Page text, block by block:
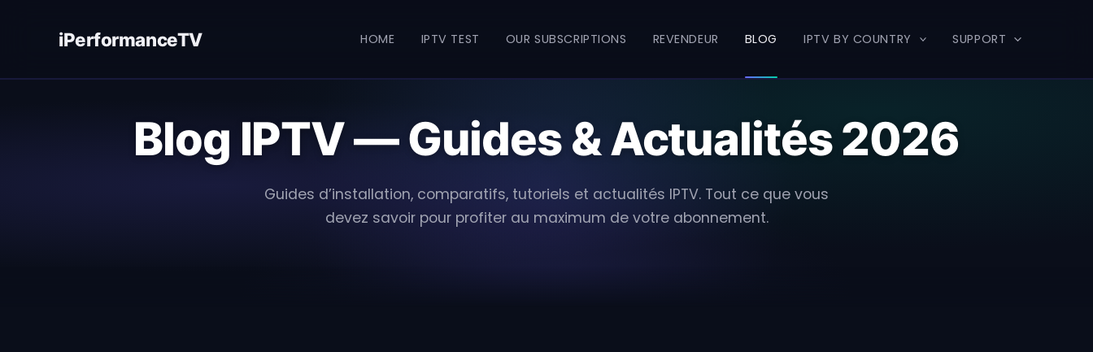
iPerformanceTV HOME IPTV TEST OUR SUBSCRIPTIONS REVENDEUR BLOG IPTV BY COUNTRY SUPPORT
Blog IPTV — Guides & Actualités 2026
Guides d’installation, comparatifs, tutoriels et actualités IPTV. Tout ce que vous
devez savoir pour profiter au maximum de votre abonnement.